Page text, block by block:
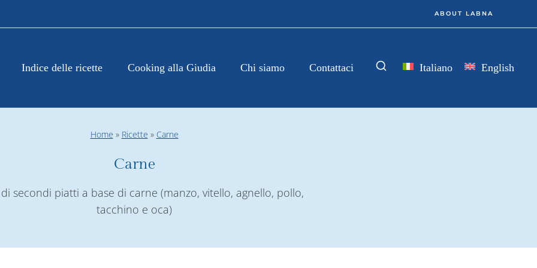
ABOUT LABNA
Indice delle ricette Cooking alla Giudia Chi siamo Contattaci Italiano English
Home » Ricette » Carne
Carne
secondi piatti a base di carne (manzo, vitello, agnello, pollo,
tacchino e oca)